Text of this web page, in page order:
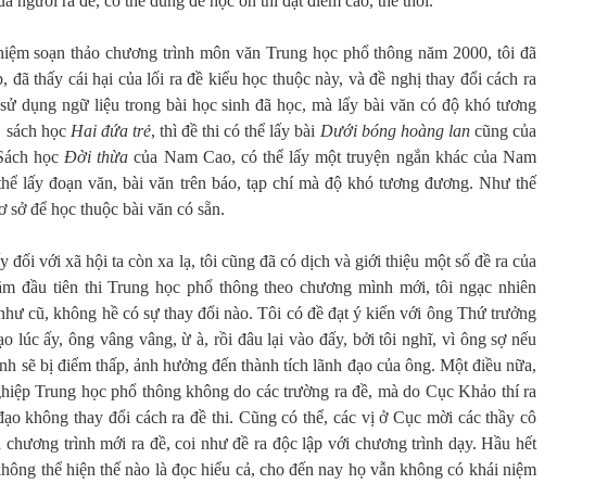
soạn thảo chương trình môn văn Trung học phổ thông năm 2000, tôi đã
đã thấy cái hại của lối ra đề kiểu học thuộc này, và đề nghị thay đổi cách ra
dụng ngữ liệu trong bài học sinh đã học, mà lấy bài văn có độ khó tương
học Hai đứa trẻ, thì đề thi có thể lấy bài Dưới bóng hoàng lancũng của
họcĐời thừa của Nam Cao, có thể lấy một truyện ngắn khác của Nam
lấy đoạn văn, bài văn trên báo, tạp chí mà độ khó tương đương. Như thế
sở để học thuộc bài văn có sẵn.
đối với xã hội ta còn xa lạ, tôi cũng đã có dịch và giới thiệu một số đề ra của
đầu tiên thi Trung học phổ thông theo chương mình mới, tôi ngạc nhiên
cũ, không hề có sự thay đổi nào. Tôi có đề đạt ý kiến với ông Thứ trưởng
lúc ấy, ông vâng vâng, ừ à, rồi đâu lại vào đấy, bởi tôi nghĩ, vì ông sợ nếu
sẽ bị điểm thấp, ảnh hưởng đến thành tích lãnh đạo của ông. Một điều nữa,
Trung học phổ thông không do các trường ra đề, mà do Cục Khảo thí ra
không thay đổi cách ra đề thi. Cũng có thể, các vị ở Cục mời các thầy cô
chương trình mới ra đề, coi như đề ra độc lập với chương trình dạy. Hầu hết
thể hiện thế nào là đọc hiểu cả, cho đến nay họ vẫn không có khái niệm